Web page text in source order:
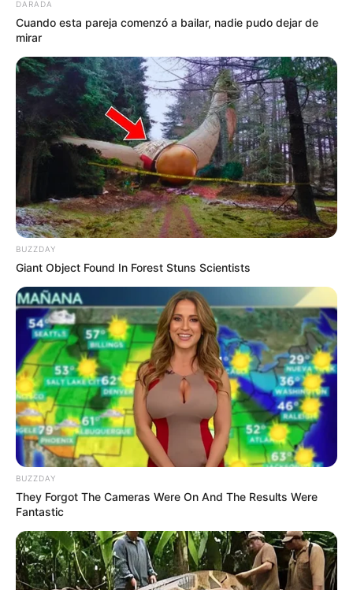
Tarjetas de Crédito Premium: El Nuevo
Símbolo del Poder Financiero en 2026
Las tarjetas de crédito premium se han
convertido en mucho más que una herramienta
de pago. En 2026, representan exclusividad,
acceso privilegiado y un estilo de vida de alto
nivel. Bancos y fintechs compiten ferozmente
para atraer a clientes con altos ingresos
mediante beneficios cada vez más lujosos y
personalizados.
Actualmente, las tarjetas premium ofrecen
ventajas como acceso ilimitado a salas VIP en
aeropuertos, seguros de viaje internacionales,
DARADA
Cuando esta pareja comenzó a bailar, nadie pudo dejar de
mirar
BUZZDAY
Giant Object Found In Forest Stuns Scientists
BUZZDAY
They Forgot The Cameras Were On And The Results Were
Fantastic